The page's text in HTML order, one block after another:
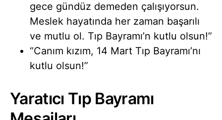
gece gündüz demeden çalışıyorsun.
Meslek hayatında her zaman başarılı
ve mutlu ol. Tıp Bayramı’n kutlu olsun!”
“Canım kızım, 14 Mart Tıp Bayramı’nı
kutlu olsun!”
Yaratıcı Tıp Bayramı